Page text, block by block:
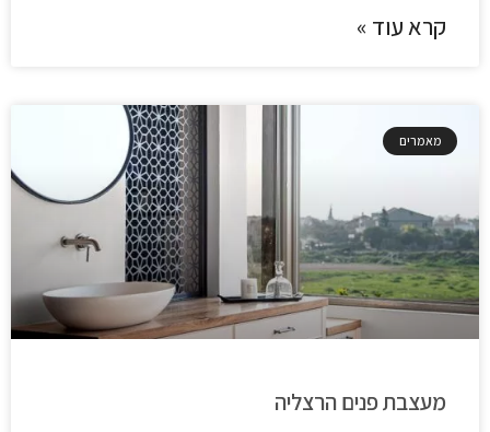
קרא עוד »
מאמרים
מעצבת פנים הרצליה